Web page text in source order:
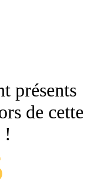
présents
de cette
!